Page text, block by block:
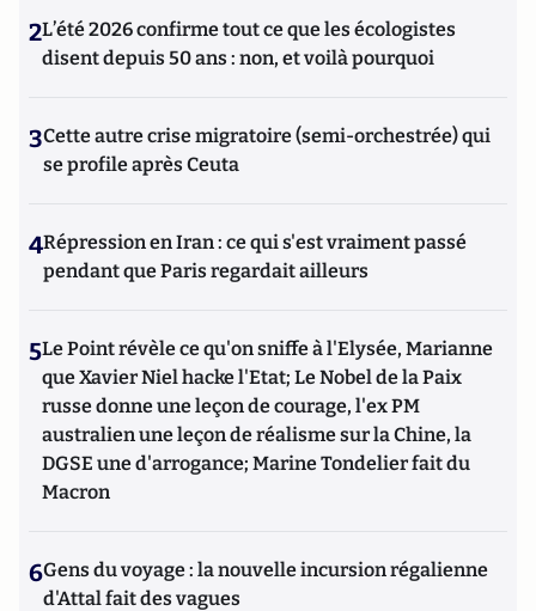
2L’été 2026 confirme tout ce que les écologistes
disent depuis 50 ans : non, et voilà pourquoi
3Cette autre crise migratoire (semi-orchestrée) qui
se profile après Ceuta
4Répression en Iran : ce qui s'est vraiment passé
pendant que Paris regardait ailleurs
5Le Point révèle ce qu'on sniffe à l'Elysée, Marianne
que Xavier Niel hacke l'Etat; Le Nobel de la Paix
russe donne une leçon de courage, l'ex PM
australien une leçon de réalisme sur la Chine, la
DGSE une d'arrogance; Marine Tondelier fait du
Macron
6Gens du voyage : la nouvelle incursion régalienne
d'Attal fait des vagues